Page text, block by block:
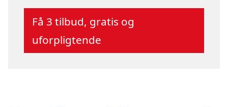
Få 3 tilbud, gratis og
uforpligtende